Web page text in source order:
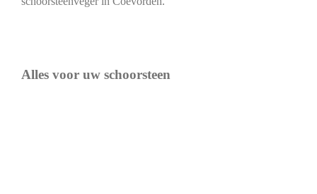
Alles voor uw schoorsteen